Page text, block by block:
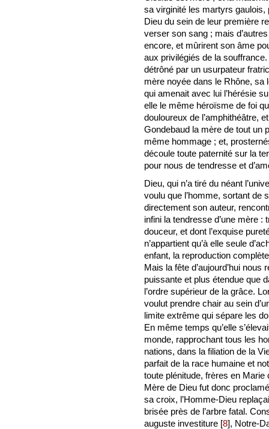
sa virginité les martyrs
Dieu du sein de leur première
verser son sang ; mais
encore, et mûrirent son âme
aux privilégiés de la
détrôné par un usurpateur
mère noyée dans le Rhône, sa
qui amenait avec lui l’hérésie
elle le même héroïsme de foi
douloureux de l’amphithéâtre,
Gondebaud la mère de tout un
même hommage ; et,
découle toute paternité sur la
pour nous de tendresse et
Dieu, qui n’a tiré du néant
voulu que l’homme, sortant de
directement son auteur,
infini la tendresse d’une mère
douceur, et dont l’exquise
n’appartient qu’à elle seule
enfant, la reproduction
Mais la fête d’aujourd’hui
puissante et plus étendue que
l’ordre supérieur de la grâce.
voulut prendre chair au sein
limite extrême qui sépare les
En même temps qu’elle
monde, rapprochant tous les
nations, dans la filiation de la
parfait de la race humaine et
toute plénitude, frères en
Mère de Dieu fut donc
sa croix, l’Homme-Dieu
brisée près de l’arbre fatal.
auguste investiture [8], Notre-